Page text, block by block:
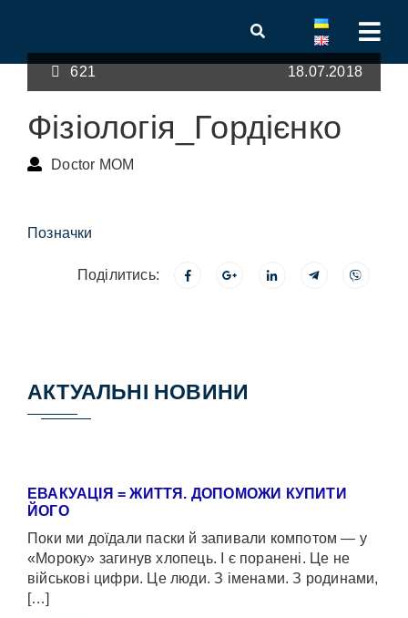
621 18.07.2018
Фізіологія_Гордієнко
Doctor MOM
Позначки
Поділитись:
АКТУАЛЬНІ НОВИНИ
ЕВАКУАЦІЯ = ЖИТТЯ. ДОПОМОЖИ КУПИТИ
ЙОГО
Поки ми доїдали паски й запивали компотом — у
«Мороку» загинув хлопець. І є поранені. Це не
військові цифри. Це люди. З іменами. З родинами,
[…]